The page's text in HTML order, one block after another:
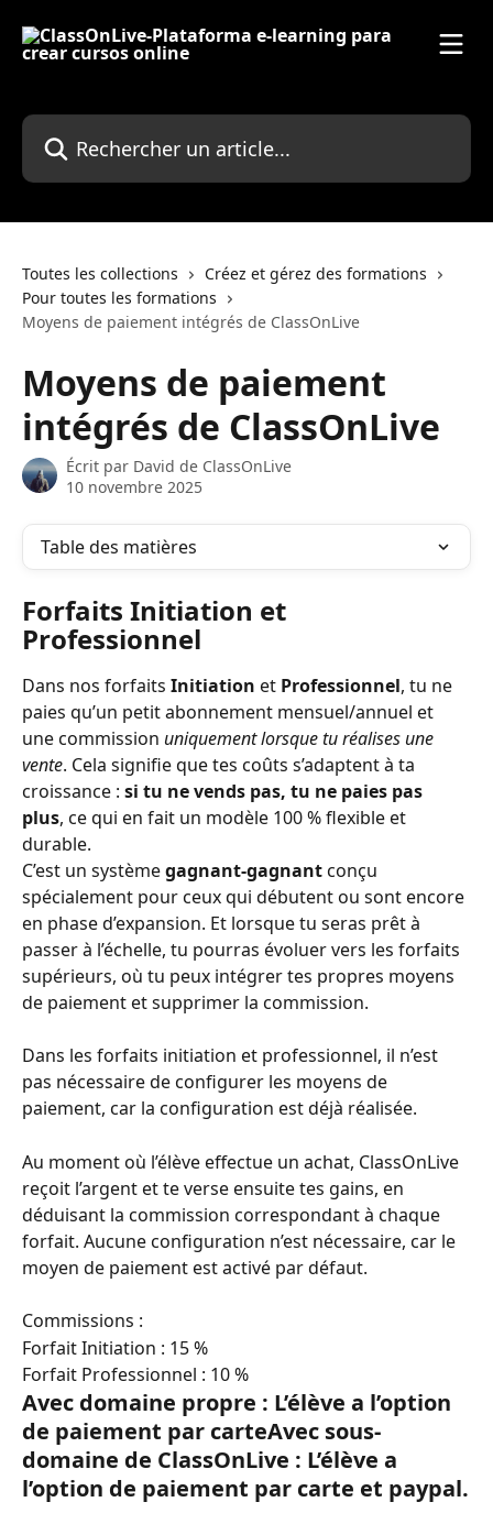
Rechercher un article...
Toutes les collections
Créez et gérez des formations
Pour toutes les formations
Moyens de paiement intégrés de ClassOnLive
Moyens de paiement
intégrés de ClassOnLive
Écrit par David de ClassOnLive
10 novembre 2025
Table des matières
Forfaits Initiation et
Professionnel
Dans nos forfaits Initiation et Professionnel, tu ne
paies qu’un petit abonnement mensuel/annuel et
une commission uniquement lorsque tu réalises une
vente. Cela signifie que tes coûts s’adaptent à ta
croissance : si tu ne vends pas, tu ne paies pas
plus, ce qui en fait un modèle 100 % flexible et
durable.
C’est un système gagnant-gagnant conçu
spécialement pour ceux qui débutent ou sont encore
en phase d’expansion. Et lorsque tu seras prêt à
passer à l’échelle, tu pourras évoluer vers les forfaits
supérieurs, où tu peux intégrer tes propres moyens
de paiement et supprimer la commission.
Dans les forfaits initiation et professionnel, il n’est
pas nécessaire de configurer les moyens de
paiement, car la configuration est déjà réalisée.
Au moment où l’élève effectue un achat, ClassOnLive
reçoit l’argent et te verse ensuite tes gains, en
déduisant la commission correspondant à chaque
forfait. Aucune configuration n’est nécessaire, car le
moyen de paiement est activé par défaut.
Commissions :
Forfait Initiation : 15 %
Forfait Professionnel : 10 %
Avec domaine propre : L’élève a l’option
de paiement par carteAvec sous-
domaine de ClassOnLive : L’élève a
l’option de paiement par carte et paypal.